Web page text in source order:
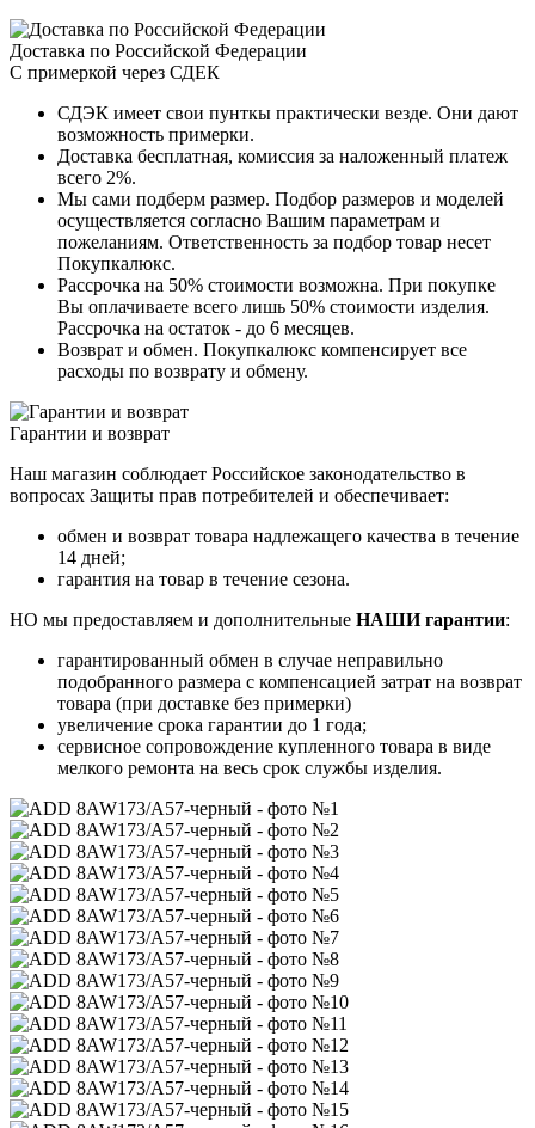
Доставка по Российской Федерации
С примеркой через СДЕК
СДЭК имеет свои пунткы практически везде. Они дают
возможность примерки.
Доставка бесплатная, комиссия за наложенный платеж
всего 2%.
Мы сами подберм размер. Подбор размеров и моделей
осуществляется согласно Вашим параметрам и
пожеланиям. Ответственность за подбор товар несет
Покупкалюкс.
Рассрочка на 50% стоимости возможна. При покупке
Вы оплачиваете всего лишь 50% стоимости изделия.
Рассрочка на остаток - до 6 месяцев.
Возврат и обмен. Покупкалюкс компенсирует все
расходы по возврату и обмену.
Гарантии и возврат
Наш магазин соблюдает Российское законодательство в
вопросах Защиты прав потребителей и обеспечивает:
обмен и возврат товара надлежащего качества в течение
14 дней;
гарантия на товар в течение сезона.
НО мы предоставляем и дополнительные НАШИ гарантии:
гарантированный обмен в случае неправильно
подобранного размера с компенсацией затрат на возврат
товара (при доставке без примерки)
увеличение срока гарантии до 1 года;
сервисное сопровождение купленного товара в виде
мелкого ремонта на весь срок службы изделия.